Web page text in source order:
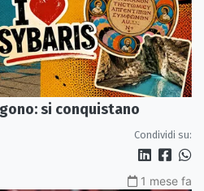
si conquistano
Condividi su:
1 mese fa